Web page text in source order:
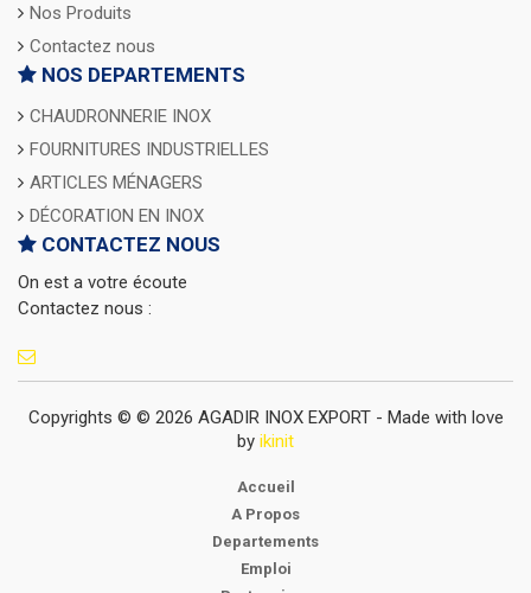
Nos Produits
Contactez nous
NOS DEPARTEMENTS
CHAUDRONNERIE INOX
FOURNITURES INDUSTRIELLES
ARTICLES MÉNAGERS
DÉCORATION EN INOX
CONTACTEZ NOUS
On est a votre écoute
Contactez nous :
Copyrights © © 2026 AGADIR INOX EXPORT - Made with love
by ikinit
Accueil
A Propos
Departements
Emploi